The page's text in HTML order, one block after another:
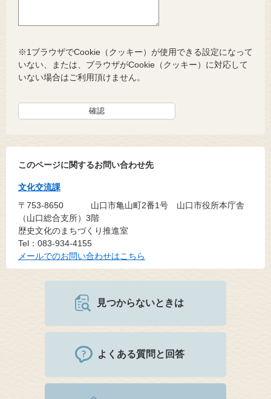
※1ブラウザでCookie（クッキー）が使用できる設定になって
いない、または、ブラウザがCookie（クッキー）に対応して
いない場合はご利用頂けません。
このページに関するお問い合わせ先
文化交流課
〒753-8650
山口市亀山町2番1号 山口市役所本庁舎
（山口総合支所）3階
歴史文化のまちづくり推進室
Tel：083-934-4155
メールでのお問い合わせはこちら
見つからないときは
よくある質問と回答